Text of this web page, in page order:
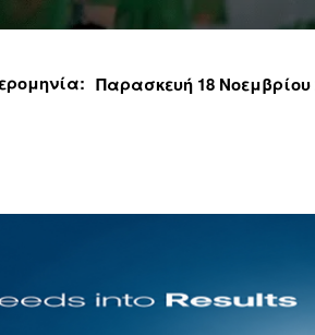
Παρασκευή 18 Νοεμβρίου